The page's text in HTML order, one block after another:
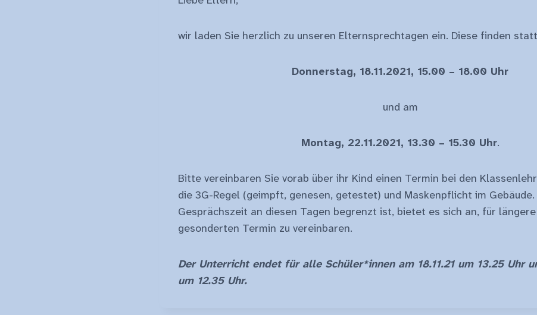
wir laden Sie herzlich zu unseren Elternsprechtagen ein. Diese finden
Donnerstag, 18.11.2021, 15.00 – 18.00 Uhr
und am
Montag, 22.11.2021, 13.30 – 15.30 Uhr.
Bitte vereinbaren Sie vorab über ihr Kind einen Termin bei den
die 3G-Regel (geimpft, genesen, getestet) und Maskenpflicht im Gebäude.
Gesprächszeit an diesen Tagen begrenzt ist, bietet es sich an, für
gesonderten Termin zu vereinbaren.
Der Unterricht endet für alle Schüler*innen am 18.11.21 um 13.25 Uhr
um 12.35 Uhr.